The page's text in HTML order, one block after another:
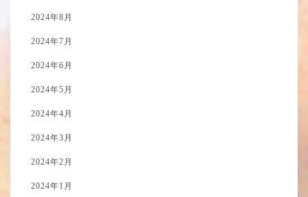
2024年8月
2024年7月
2024年6月
2024年5月
2024年4月
2024年3月
2024年2月
2024年1月